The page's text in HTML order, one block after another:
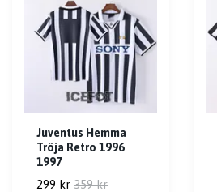
Juventus Hemma
Tröja Retro 1996
1997
299 kr 359 kr